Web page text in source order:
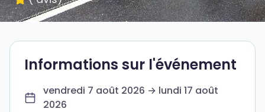
Informations sur l'événement
vendredi 7 août 2026 → lundi 17 août
2026